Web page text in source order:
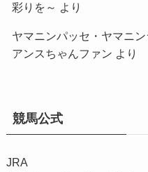
彩りを～ より
ヤマニンパッセ・ヤマニ
アンスちゃんファン より
競馬公式
JRA